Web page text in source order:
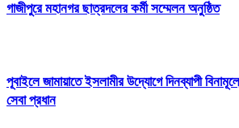
গাজীপুরে মহানগর ছাত্রদলের কর্মী সম্মেলন অনুষ্ঠিত
পূবাইলে জামায়াতে ইসলামীর উদ্যোগে দিনব্যাপী
সেবা প্রধান